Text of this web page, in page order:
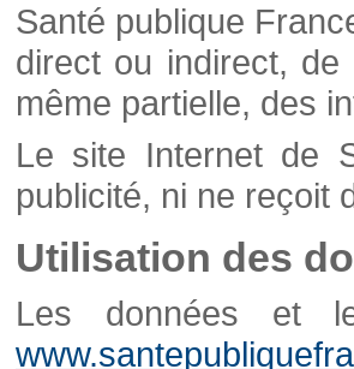
Santé publique
direct ou indirect,
même partielle, des
Le site Internet de
publicité, ni ne reçoit
Utilisation des
Les données et